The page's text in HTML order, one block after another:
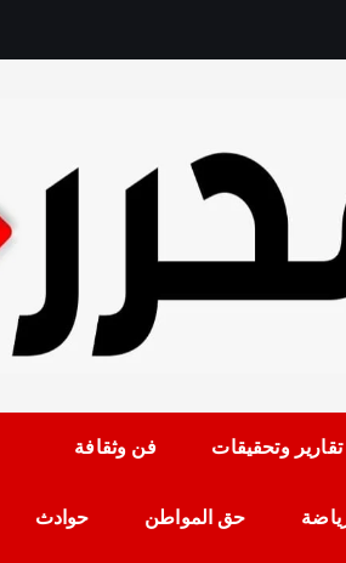
رئيس
تقارير وتحقيقات فن وثقافة
حق المواطن حوادث